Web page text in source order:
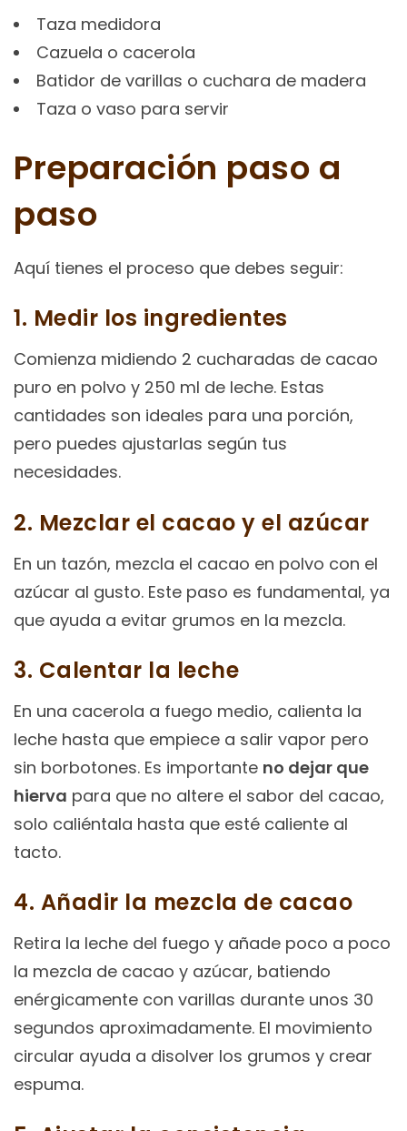
Taza medidora
Cazuela o cacerola
Batidor de varillas o cuchara de madera
Taza o vaso para servir
Preparación paso a
paso
Aquí tienes el proceso que debes seguir:
1. Medir los ingredientes
Comienza midiendo 2 cucharadas de cacao
puro en polvo y 250 ml de leche. Estas
cantidades son ideales para una porción,
pero puedes ajustarlas según tus
necesidades.
2. Mezclar el cacao y el azúcar
En un tazón, mezcla el cacao en polvo con el
azúcar al gusto. Este paso es fundamental, ya
que ayuda a evitar grumos en la mezcla.
3. Calentar la leche
En una cacerola a fuego medio, calienta la
leche hasta que empiece a salir vapor pero
sin borbotones. Es importante no dejar que
hierva para que no altere el sabor del cacao,
solo caliéntala hasta que esté caliente al
tacto.
4. Añadir la mezcla de cacao
Retira la leche del fuego y añade poco a poco
la mezcla de cacao y azúcar, batiendo
enérgicamente con varillas durante unos 30
segundos aproximadamente. El movimiento
circular ayuda a disolver los grumos y crear
espuma.